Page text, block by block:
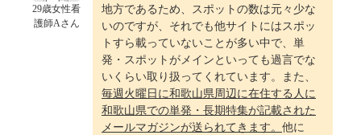
29歳女性看
護師Aさん
地方であるため、スポットの数は元々少な
いのですが、それでも他サイトにはスポッ
トすら載っていないことが多い中で、単
発・スポットがメインといっても過言でな
いくらい取り扱ってくれています。また、
毎週火曜日に和歌山県周辺に在住する人に
和歌山県での単発・長期特集が記載された
メールマガジンが送られてきます。 他に